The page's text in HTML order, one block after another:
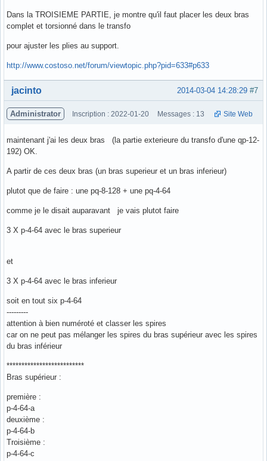
Dans la TROISIEME PARTIE, je montre qu'il faut placer les deux bras
complet et torsionné dans le transfo
pour ajuster les plies au support.
http://www.costoso.net/forum/viewtopic.php?pid=633#p633
Hors ligne #7
2014-03-04 14:28:29
jacinto
Administrator Inscription : 2022-01-20 Messages : 13 Site Web
maintenant j'ai les deux bras (la partie exterieure du transfo d'une qp-12-
192) OK.
A partir de ces deux bras (un bras superieur et un bras inferieur)
plutot que de faire : une pq-8-128 + une pq-4-64
comme je le disait auparavant je vais plutot faire
3 X p-4-64 avec le bras superieur
et
3 X p-4-64 avec le bras inferieur
soit en tout six p-4-64
---------
attention à bien numéroté et classer les spires
car on ne peut pas mélanger les spires du bras supérieur avec les spires
du bras inférieur
**************************
Bras supérieur :
première :
p-4-64-a
deuxième :
p-4-64-b
Troisième :
p-4-64-c